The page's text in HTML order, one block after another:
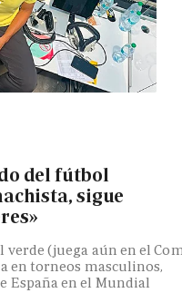
del fútbol
sigue
(juega aún en el
en torneos masculinos,
España en el Mundial